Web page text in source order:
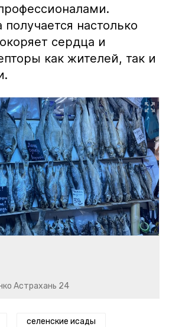
настолько
сердца и
как жителей, так и
Астрахань 24
селенские исады